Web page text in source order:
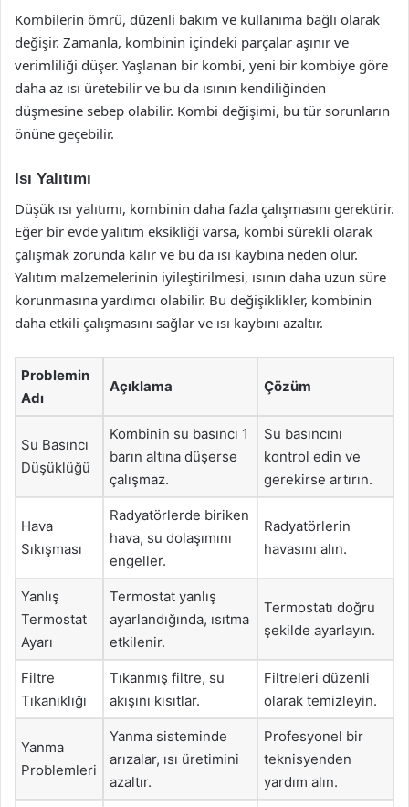
Kombilerin ömrü, düzenli bakım ve kullanıma bağlı olarak
değişir. Zamanla, kombinin içindeki parçalar aşınır ve
verimliliği düşer. Yaşlanan bir kombi, yeni bir kombiye göre
daha az ısı üretebilir ve bu da ısının kendiliğinden
düşmesine sebep olabilir. Kombi değişimi, bu tür sorunların
önüne geçebilir.
Isı Yalıtımı
Düşük ısı yalıtımı, kombinin daha fazla çalışmasını gerektirir.
Eğer bir evde yalıtım eksikliği varsa, kombi sürekli olarak
çalışmak zorunda kalır ve bu da ısı kaybına neden olur.
Yalıtım malzemelerinin iyileştirilmesi, ısının daha uzun süre
korunmasına yardımcı olabilir. Bu değişiklikler, kombinin
daha etkili çalışmasını sağlar ve ısı kaybını azaltır.
Problemin
Adı
Açıklama Çözüm
Su Basıncı
Düşüklüğü
Kombinin su basıncı 1
barın altına düşerse
çalışmaz.
Su basıncını
kontrol edin ve
gerekirse artırın.
Hava
Sıkışması
Radyatörlerde biriken
hava, su dolaşımını
engeller.
Radyatörlerin
havasını alın.
Yanlış
Termostat
Ayarı
Termostat yanlış
ayarlandığında, ısıtma
etkilenir.
Termostatı doğru
şekilde ayarlayın.
Filtre
Tıkanıklığı
Tıkanmış filtre, su
akışını kısıtlar.
Filtreleri düzenli
olarak temizleyin.
Yanma
Problemleri
Yanma sisteminde
arızalar, ısı üretimini
azaltır.
Profesyonel bir
teknisyenden
yardım alın.